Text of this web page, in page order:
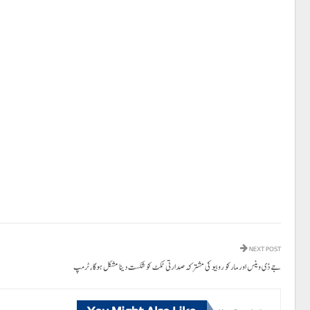
NEXT POST
جے ڈی وینس اور مارکو روبیو کی مشترکہ صدارتی ٹکٹ کو شکست دینا مشکل ہوگا، ٹرمپ